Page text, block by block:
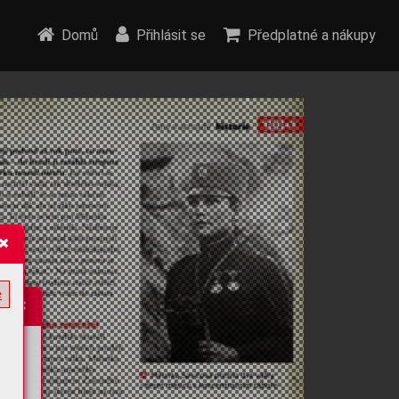
Domů Přihlásit se Předplatné a nákupy